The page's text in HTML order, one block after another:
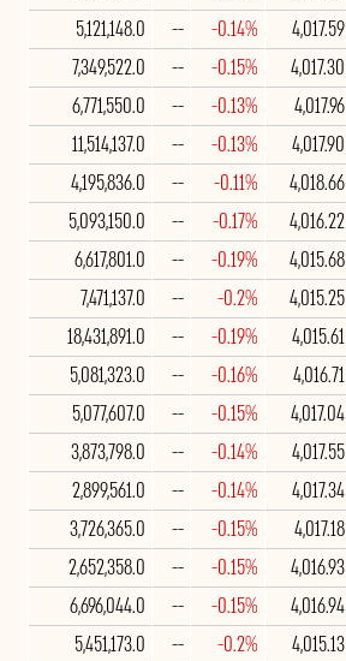
4,017.59
-0.14%
--
5,121,148.0
4,017.30
-0.15%
--
7,349,522.0
4,017.96
-0.13%
--
6,771,550.0
4,017.90
-0.13%
--
11,514,137.0
4,018.66
-0.11%
--
4,195,836.0
4,016.22
-0.17%
--
5,093,150.0
4,015.68
-0.19%
--
6,617,801.0
4,015.25
-0.2%
--
7,471,137.0
4,015.61
-0.19%
--
18,431,891.0
4,016.71
-0.16%
--
5,081,323.0
4,017.04
-0.15%
--
5,077,607.0
4,017.55
-0.14%
--
3,873,798.0
4,017.34
-0.14%
--
2,899,561.0
4,017.18
-0.15%
--
3,726,365.0
4,016.93
-0.15%
--
2,652,358.0
4,016.94
-0.15%
--
6,696,044.0
4,015.13
-0.2%
--
5,451,173.0